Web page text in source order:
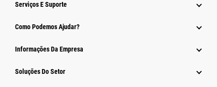
Serviços E Suporte
Como Podemos Ajudar?
Informações Da Empresa
Soluções Do Setor